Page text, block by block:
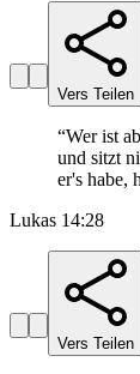
Vers Teilen
“Wer ist
und sitzt
er's habe,
Lukas 14:28
Vers Teilen